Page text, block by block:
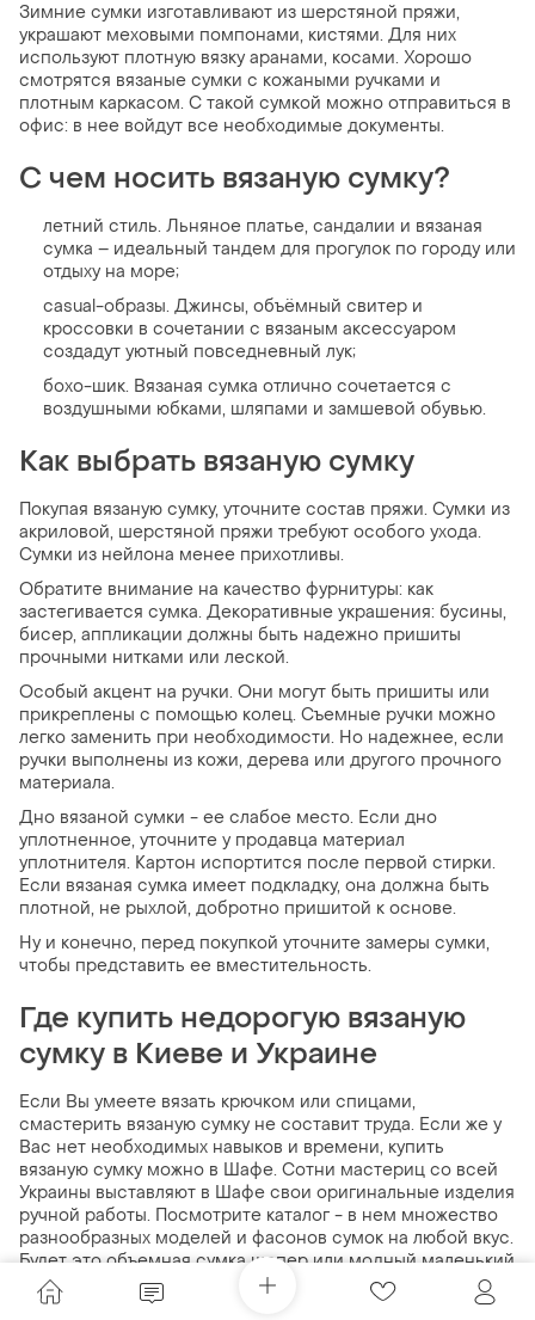
Зимние сумки изготавливают из шерстяной пряжи,
украшают меховыми помпонами, кистями. Для них
используют плотную вязку аранами, косами. Хорошо
смотрятся вязаные сумки с кожаными ручками и
плотным каркасом. С такой сумкой можно отправиться в
офис: в нее войдут все необходимые документы.
С чем носить вязаную сумку?
летний стиль. Льняное платье, сандалии и вязаная
сумка – идеальный тандем для прогулок по городу или
отдыху на море;
casual-образы. Джинсы, объёмный свитер и
кроссовки в сочетании с вязаным аксессуаром
создадут уютный повседневный лук;
бохо-шик. Вязаная сумка отлично сочетается с
воздушными юбками, шляпами и замшевой обувью.
Как выбрать вязаную сумку
Покупая вязаную сумку, уточните состав пряжи. Сумки из
акриловой, шерстяной пряжи требуют особого ухода.
Сумки из нейлона менее прихотливы.
Обратите внимание на качество фурнитуры: как
застегивается сумка. Декоративные украшения: бусины,
бисер, аппликации должны быть надежно пришиты
прочными нитками или леской.
Особый акцент на ручки. Они могут быть пришиты или
прикреплены с помощью колец. Съемные ручки можно
легко заменить при необходимости. Но надежнее, если
ручки выполнены из кожи, дерева или другого прочного
материала.
Дно вязаной сумки - ее слабое место. Если дно
уплотненное, уточните у продавца материал
уплотнителя. Картон испортится после первой стирки.
Если вязаная сумка имеет подкладку, она должна быть
плотной, не рыхлой, добротно пришитой к основе.
Ну и конечно, перед покупкой уточните замеры сумки,
чтобы представить ее вместительность.
Где купить недорогую вязаную
сумку в Киеве и Украине
Если Вы умеете вязать крючком или спицами,
смастерить вязаную сумку не составит труда. Если же у
Вас нет необходимых навыков и времени, купить
вязаную сумку можно в Шафе. Сотни мастериц со всей
Украины выставляют в Шафе свои оригинальные изделия
ручной работы. Посмотрите каталог - в нем множество
разнообразных моделей и фасонов сумок на любой вкус.
Будет это объемная сумка шопер или модный маленький
клатч - решать только Вам. Уточните у продавца
необходимые вопросы и закажите доставку удобным